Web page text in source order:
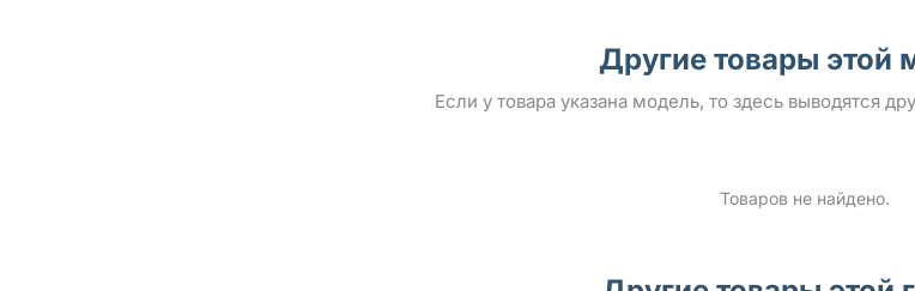
Другие товары этой
Если у товара указана модель, то здесь выводятся
Товаров не найдено.